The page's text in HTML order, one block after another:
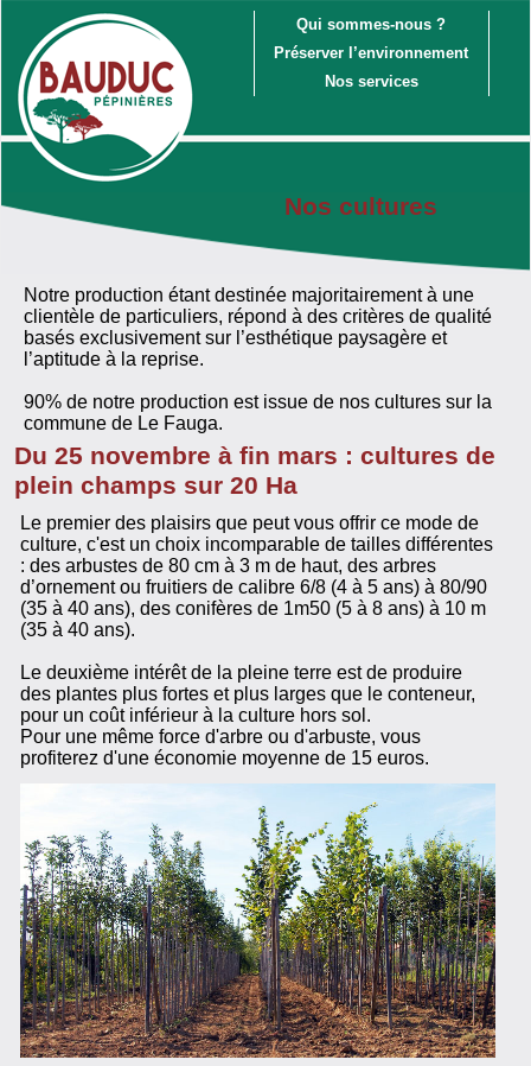
Notre production étant destinée majoritairement à une
clientèle de particuliers, répond à des critères de qualité
basés exclusivement sur l’esthétique paysagère et
l’aptitude à la reprise.
90% de notre production est issue de nos cultures sur la
commune de Le Fauga.
Du 25 novembre à fin mars : cultures de
plein champs sur 20 Ha
Le premier des plaisirs que peut vous offrir ce mode de
culture, c'est un choix incomparable de tailles différentes
: des arbustes de 80 cm à 3 m de haut, des arbres
d’ornement ou fruitiers de calibre 6/8 (4 à 5 ans) à 80/90
(35 à 40 ans), des conifères de 1m50 (5 à 8 ans) à 10 m
(35 à 40 ans).
Le deuxième intérêt de la pleine terre est de produire
des plantes plus fortes et plus larges que le conteneur,
pour un coût inférieur à la culture hors sol.
Pour une même force d'arbre ou d'arbuste, vous
profiterez d'une économie moyenne de 15 euros.
Nos cultures
Qui sommes-nous ?
Préserver l’environnement
Nos services